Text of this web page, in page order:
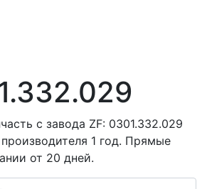
с завода ZF: 0301.332.029
производителя 1 год. Прямые
от 20 дней.